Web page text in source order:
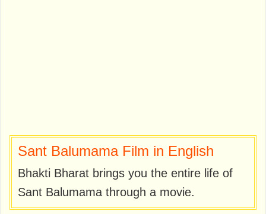
Sant Balumama Film in English
Bhakti Bharat brings you the entire life of
Sant Balumama through a movie.